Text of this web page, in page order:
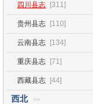
四川县志 [311]
贵州县志 [110]
云南县志 [134]
重庆县志 [71]
西藏县志 [44]
西北 >>